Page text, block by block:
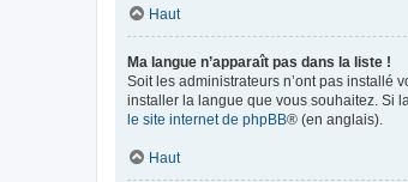
Haut
Ma langue n’apparaît pas dans la liste !
Soit les administrateurs n’ont pas installé
installer la langue que vous souhaitez. Si
le site internet de phpBB® (en anglais).
Haut